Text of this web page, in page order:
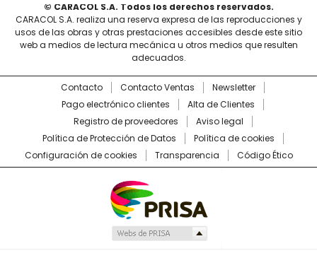
© CARACOL S.A. Todos los derechos reservados.
CARACOL S.A. realiza una reserva expresa de las reproducciones y
usos de las obras y otras prestaciones accesibles desde este sitio
web a medios de lectura mecánica u otros medios que resulten
adecuados.
Contacto Contacto Ventas
Newsletter
Pago electrónico clientes
Alta de Clientes
Registro de proveedores
Aviso legal
Política de Protección de Datos
Política de cookies
Configuración de cookies
Transparencia Código Ético